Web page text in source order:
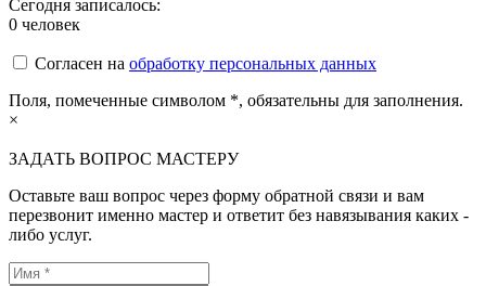
Сегодня записалось:
0 человек
Согласен на обработку персональных данных
Поля, помеченные символом *, обязательны для заполнения.
×
ЗАДАТЬ ВОПРОС МАСТЕРУ
Оставьте ваш вопрос через форму обратной связи и вам
перезвонит именно мастер и ответит без навязывания каких -
либо услуг.